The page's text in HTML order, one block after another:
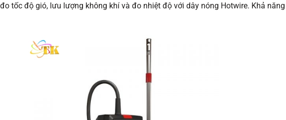
tốc độ gió, lưu lượng không khí và đo nhiệt độ với dây nóng Hotwire. Khả